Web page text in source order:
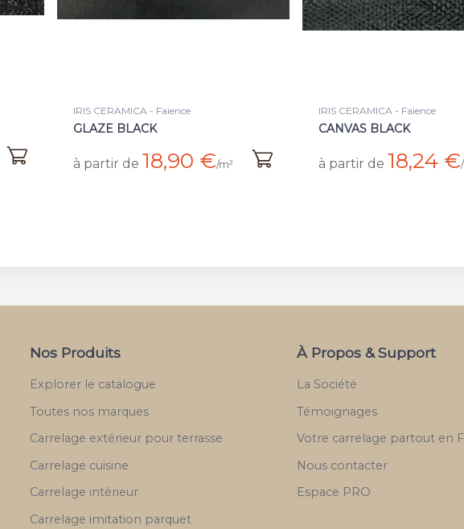
IRIS CERAMICA - Faience
CANVAS BLACK
à partir de 18,24 €/m²
IRIS CERAMICA - Faience
ROCK ARMY GREY
à partir de 21,88 €
Nos Produits
Explorer le catalogue
Toutes nos marques
Carrelage extérieur pour terrasse
Carrelage cuisine
Carrelage intérieur
Carrelage imitation parquet
À Propos & Support
La Société
Témoignages
Votre carrelage partout en
Nous contacter
Espace PRO